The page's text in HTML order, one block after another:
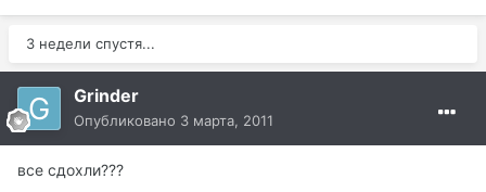
3 недели спустя...
Grinder
Опубликовано 3 марта, 2011
все сдохли???